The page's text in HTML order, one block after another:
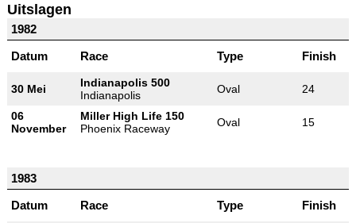
Uitslagen
1982
Datum
Race Type Finish
30 Mei
Indianapolis 500
Indianapolis
Oval 24
06
November
Miller High Life 150
Phoenix Raceway
Oval 15
1983
Datum
Race Type Finish